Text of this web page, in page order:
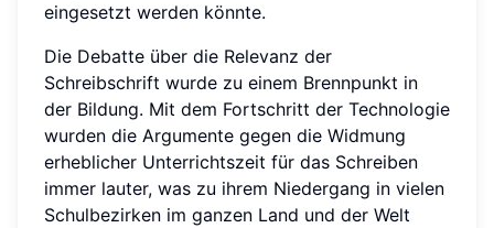
eingesetzt werden könnte.
Die Debatte über die Relevanz der
Schreibschrift wurde zu einem Brennpunkt in
der Bildung. Mit dem Fortschritt der Technologie
wurden die Argumente gegen die Widmung
erheblicher Unterrichtszeit für das Schreiben
immer lauter, was zu ihrem Niedergang in vielen
Schulbezirken im ganzen Land und der Welt